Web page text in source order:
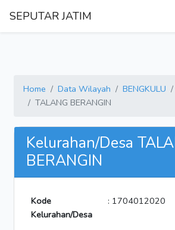
SEPUTAR JATIM
Home Data Wilayah BENGKULU
TALANG BERANGIN
Kelurahan/Desa
BERANGIN
Kode
Kelurahan/Desa
: 1704012020